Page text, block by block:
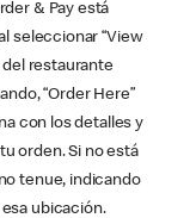
& Pay está
seleccionar “View
del restaurante
“Order Here”
con los detalles y
orden. Si no está
tenue, indicando
ubicación.